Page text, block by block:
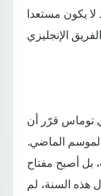
يكون مستعدا
توماس قرّر أن
الماضي.
بل أصبح مفتاح
هذه السنة، لم